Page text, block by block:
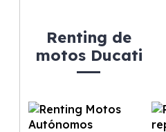
Renting de
motos Ducati